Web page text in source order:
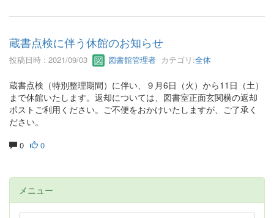
蔵書点検に伴う休館のお知らせ
投稿日時 : 2021/09/03 図書館管理者 カテゴリ:全体
蔵書点検（特別整理期間）に伴い、９月6日（火）から11日（土）
まで休館いたします。返却については、図書室正面玄関横の返却
ポストご利用ください。ご不便をおかけいたしますが、ご了承く
ださい。
0 0
メニュー